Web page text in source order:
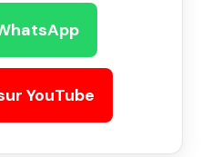
YouTube